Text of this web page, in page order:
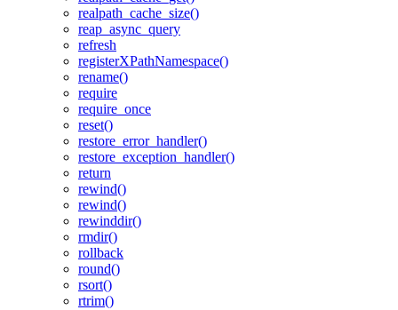
realpath_cache_size()
reap_async_query
refresh
registerXPathNamespace()
rename()
require
require_once
reset()
restore_error_handler()
restore_exception_handler()
return
rewind()
rewind()
rewinddir()
rmdir()
rollback
round()
rsort()
rtrim()